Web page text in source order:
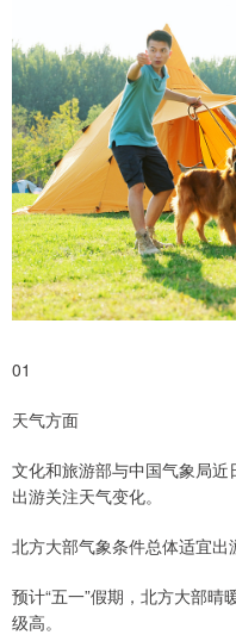
01
天气方面
文化和旅游部与中国气象局近
出游关注天气变化。
北方大部气象条件总体适宜出
预计“五一”假期，北方大部
级高。